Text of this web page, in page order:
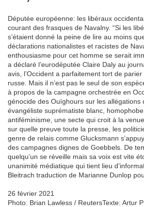
Députée européenne: les libéraux
courant des frasques de Navalny. “Si les
s’étaient donné la peine de lire au moins
déclarations nationalistes et racistes de
enthousiasme pour cet homme se serait
a déclaré l’eurodéputée Claire Daly au
avis, l’Occident a parfaitement tort de
russe. Mais il n’est pas le seul de son
à propos de la campagne orchestrée en
génocide des Ouïghours sur les allégations
évangéliste suprématiste blanc,
antiféminisme, une secte qui croit à la
sur quelle preuve toute la presse, les
genre de relais comme Glucksmann
des campagnes dignes de Goebbels. De
quelqu’un se réveille mais sa voix est vite
unanimité médiatique qui tient lieu
Bleitrach traduction de Marianne Dunlop
26 février 2021
Photo: Brian Lawless / ReutersTexte: Artur